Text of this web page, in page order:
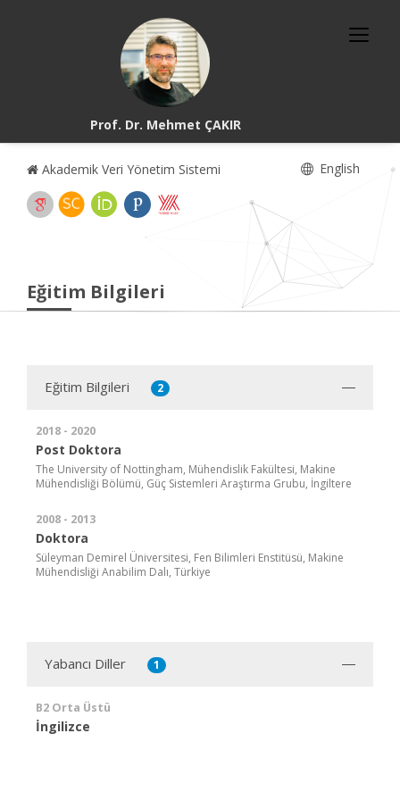
Prof. Dr. Mehmet ÇAKIR
Akademik Veri Yönetim Sistemi English
Eğitim Bilgileri
Eğitim Bilgileri 2
2018 - 2020
Post Doktora
The University of Nottingham, Mühendislik Fakültesi, Makine
Mühendisliği Bölümü, Güç Sistemleri Araştırma Grubu, İngiltere
2008 - 2013
Doktora
Süleyman Demirel Üniversitesi, Fen Bilimleri Enstitüsü, Makine
Mühendisliği Anabilim Dalı, Türkiye
Yabancı Diller 1
B2 Orta Üstü
İngilizce